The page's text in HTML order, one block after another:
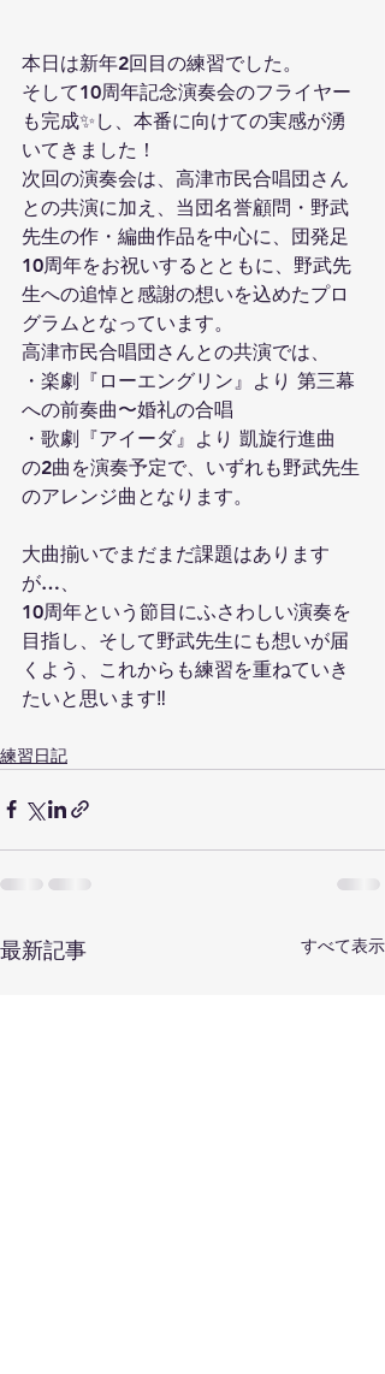
本日は新年2回目の練習でした。
そして10周年記念演奏会のフライヤー
も完成✨し、本番に向けての実感が湧
いてきました！
次回の演奏会は、高津市民合唱団さん
との共演に加え、当団名誉顧問・野武
先生の作・編曲作品を中心に、団発足
10周年をお祝いするとともに、野武先
生への追悼と感謝の想いを込めたプロ
グラムとなっています。
高津市民合唱団さんとの共演では、
・楽劇『ローエングリン』より 第三幕
への前奏曲〜婚礼の合唱
・歌劇『アイーダ』より 凱旋行進曲
の2曲を演奏予定で、いずれも野武先生
のアレンジ曲となります。
大曲揃いでまだまだ課題はあります
が…、
10周年という節目にふさわしい演奏を
目指し、そして野武先生にも想いが届
くよう、これからも練習を重ねていき
たいと思います‼️
練習日記
最新記事 すべて表示